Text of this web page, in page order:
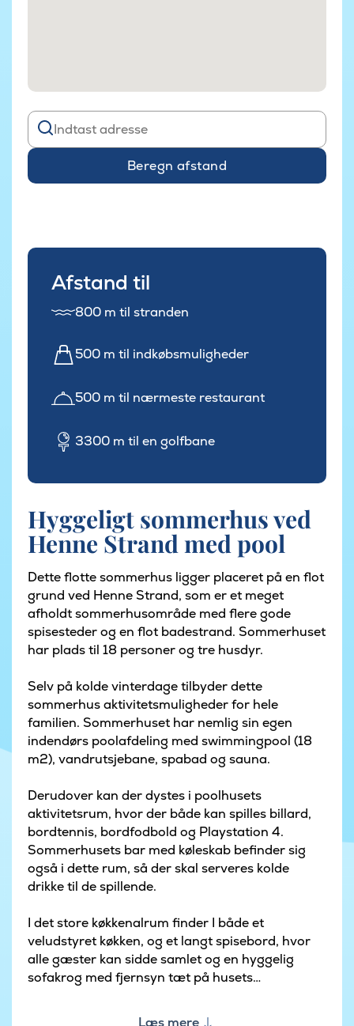
Beregn afstand
Afstand til
800 m til stranden
500 m til indkøbsmuligheder
500 m til nærmeste restaurant
3300 m til en golfbane
Hyggeligt sommerhus ved
Henne Strand med pool
Dette flotte sommerhus ligger placeret på en flot
grund ved Henne Strand, som er et meget
afholdt sommerhusområde med flere gode
spisesteder og en flot badestrand. Sommerhuset
har plads til 18 personer og tre husdyr.
Selv på kolde vinterdage tilbyder dette
sommerhus aktivitetsmuligheder for hele
familien. Sommerhuset har nemlig sin egen
indendørs poolafdeling med swimmingpool (18
m2), vandrutsjebane, spabad og sauna.
Derudover kan der dystes i poolhusets
aktivitetsrum, hvor der både kan spilles billard,
bordtennis, bordfodbold og Playstation 4.
Sommerhusets bar med køleskab befinder sig
også i dette rum, så der skal serveres kolde
drikke til de spillende.
I det store køkkenalrum finder I både et
veludstyret køkken, og et langt spisebord, hvor
alle gæster kan sidde samlet og en hyggelig
sofakrog med fjernsyn tæt på husets
Læs mere